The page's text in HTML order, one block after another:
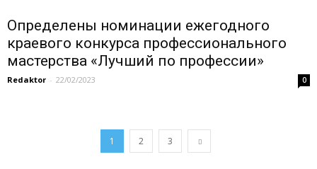
Определены номинации ежегодного
краевого конкурса профессионального
мастерства «Лучший по профессии»
Redaktor - 22/02/2023 0
1 2 3